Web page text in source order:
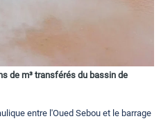
de m³ transférés du bassin de
entre l'Oued Sebou et le barrage